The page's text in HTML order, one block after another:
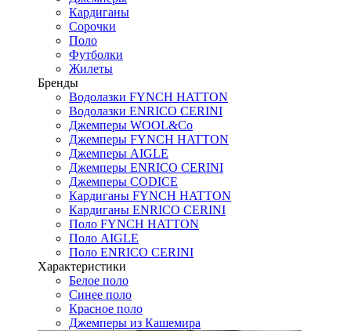
Кардиганы
Сорочки
Поло
Футболки
Жилеты
Бренды
Водолазки FYNCH HATTON
Водолазки ENRICO CERINI
Джемперы WOOL&Co
Джемперы FYNCH HATTON
Джемперы AIGLE
Джемперы ENRICO CERINI
Джемперы CODICE
Кардиганы FYNCH HATTON
Кардиганы ENRICO CERINI
Поло FYNCH HATTON
Поло AIGLE
Поло ENRICO CERINI
Характеристики
Белое поло
Синее поло
Красное поло
Джемперы из Кашемира